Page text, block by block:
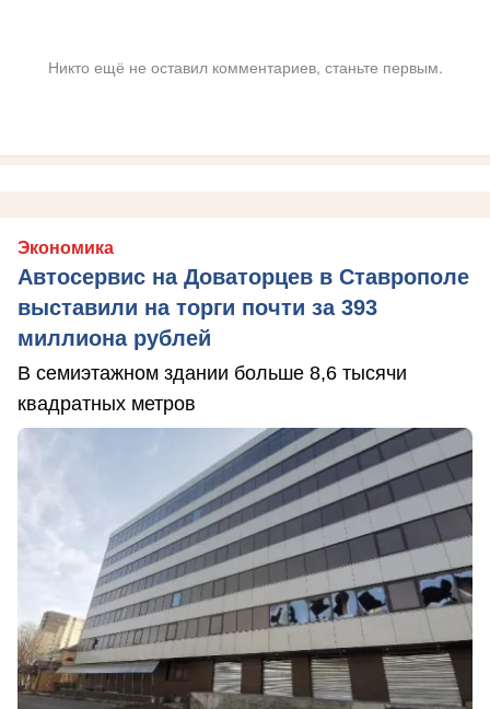
Никто ещё не оставил комментариев, станьте первым.
Экономика
Автосервис на Доваторцев в Ставрополе
выставили на торги почти за 393
миллиона рублей
В семиэтажном здании больше 8,6 тысячи
квадратных метров